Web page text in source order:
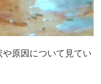
原因について見てい